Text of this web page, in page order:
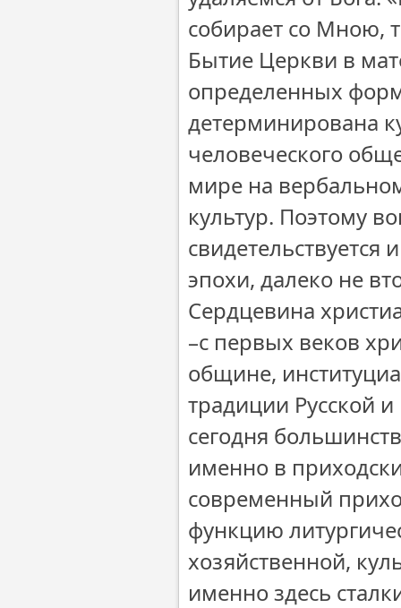
собирает со Мною,
Бытие Церкви в
определенных
детерминирована
человеческого
мире на
культур. Поэтому
эпохи, далеко не
Сердцевина
–с первых веков
общине,
традиции Русской
сегодня
именно в
современный
функцию
хозяйственной,
именно здесь